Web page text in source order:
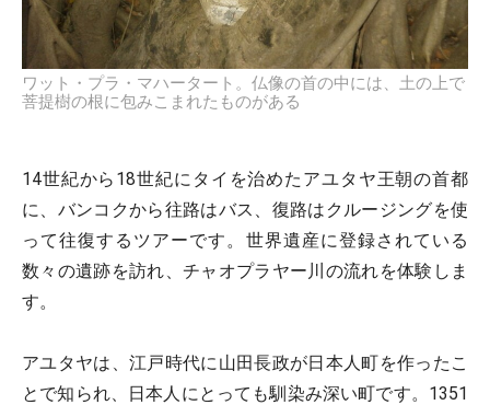
ワット・プラ・マハータート。仏像の首の中には、土の上で
菩提樹の根に包みこまれたものがある
14世紀から18世紀にタイを治めたアユタヤ王朝の首都
に、バンコクから往路はバス、復路はクルージングを使
って往復するツアーです。世界遺産に登録されている
数々の遺跡を訪れ、チャオプラヤー川の流れを体験しま
す。
アユタヤは、江戸時代に山田長政が日本人町を作ったこ
とで知られ、日本人にとっても馴染み深い町です。1351